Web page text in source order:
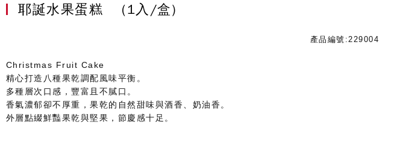
耶誕水果蛋糕 (1入/盒)
產品編號:229004
Christmas Fruit Cake
精心打造八種果乾調配風味平衡。
多種層次口感，豐富且不膩口。
香氣濃郁卻不厚重，果乾的自然甜味與酒香、奶油香。
外層點綴鮮豔果乾與堅果，節慶感十足。